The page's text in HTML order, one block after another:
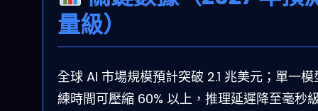
量級）
全球 AI 市場規模預計突破 2.1 兆美元；單一模
練時間可壓縮 60% 以上，推理延遲降至毫秒